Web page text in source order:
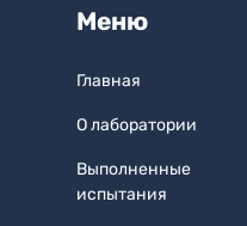
Меню
Главная
О лаборатории
Выполненные
испытания